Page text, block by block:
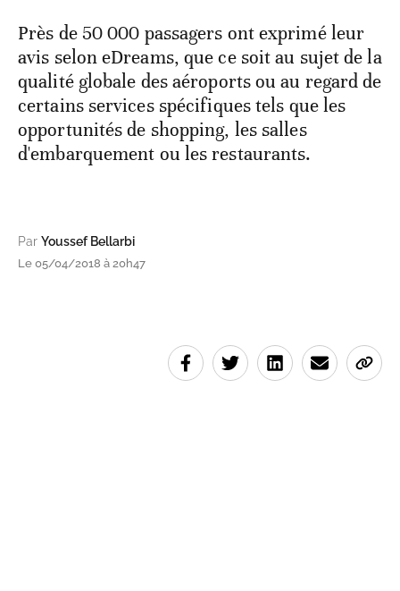
Près de 50 000 passagers ont exprimé leur
avis selon eDreams, que ce soit au sujet de la
qualité globale des aéroports ou au regard de
certains services spécifiques tels que les
opportunités de shopping, les salles
d'embarquement ou les restaurants.
Par Youssef Bellarbi
Le 05/04/2018 à 20h47